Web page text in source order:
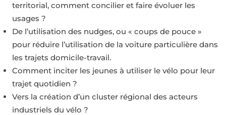
territorial, comment concilier et faire évoluer les
usages ?
De l’utilisation des nudges, ou « coups de pouce »
pour réduire l’utilisation de la voiture particulière dans
les trajets domicile-travail.
Comment inciter les jeunes à utiliser le vélo pour leur
trajet quotidien ?
Vers la création d’un cluster régional des acteurs
industriels du vélo ?